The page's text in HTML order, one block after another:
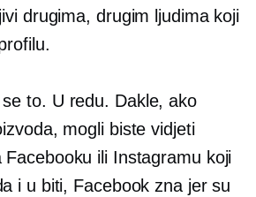
drugima, drugim ljudima koji
to. U redu. Dakle, ako
mogli biste vidjeti
Facebooku ili Instagramu koji
i u biti, Facebook zna jer su